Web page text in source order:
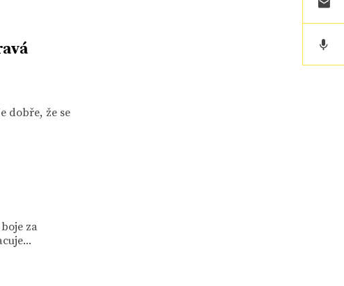
dobře, že se
za